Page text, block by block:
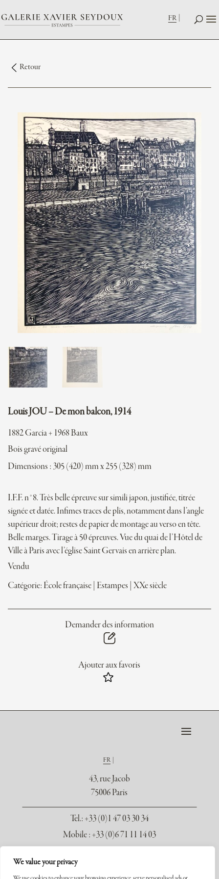
We value your privacy
FR
Retour
Louis JOU – De mon balcon, 1914
1882 Garcia + 1968 Baux
Bois gravé original
Dimensions : 305 (420) mm x 255 (328) mm
I.F.F. n°8. Très belle épreuve sur simili japon, justifiée, titrée
signée et datée. Infimes traces de plis, notamment dans l’angle
supérieur droit; restes de papier de montage au verso en tête.
Belle marges. Tirage à 50 épreuves. Vue du quai de l’Hôtel de
Ville à Paris avec l’église Saint Gervais en arrière plan.
Vendu
Catégorie: École française Estampes XXe siècle
Demander des information
Ajouter aux favoris
FR
43, rue Jacob
75006 Paris
Tel.: +33 (0)1 47 03 30 34
Mobile : +33 (0)6 71 11 14 03